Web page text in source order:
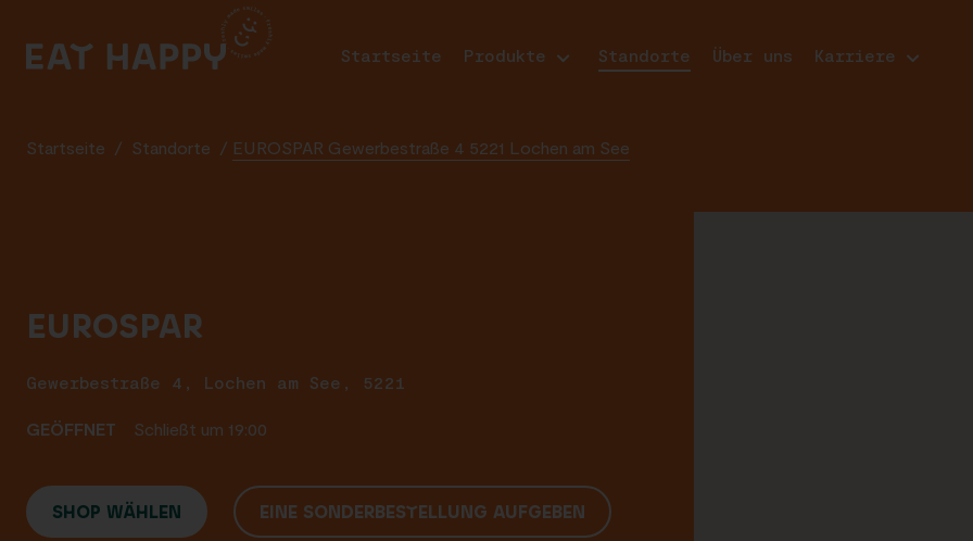
MAIN
Startseite Produkte Standorte Über uns Karriere
Startseite / Standorte / EUROSPAR Gewerbestraße 4 5221 Lochen am See
EUROSPAR
Gewerbestraße 4, Lochen am See, 5221
GEÖFFNET Schließt um 19:00
SHOP WÄHLEN EINE SONDERBESTELLUNG AUFGEBEN